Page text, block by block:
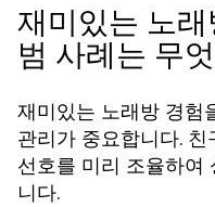
재미있는 노
범 사례는 무
재미있는 노래방 경험
관리가 중요합니다.
선호를 미리 조율하여
니다.